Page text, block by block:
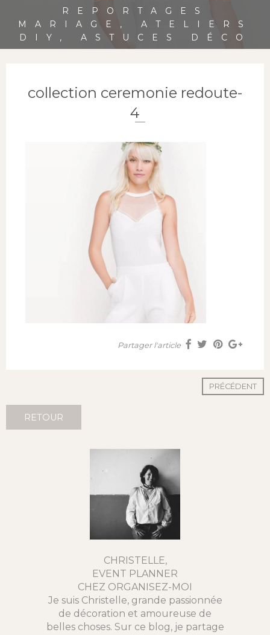
REPORTAGES
MARIAGE, ATELIERS
DIY, ASTUCES DÉCO
collection ceremonie redoute-
4
Partager l'article
PRÉCÉDENT
RETOUR
CHRISTELLE,
EVENT PLANNER
CHEZ ORGANISEZ-MOI
Je suis Christelle, grande passionnée
de décoration et amoureuse de
belles choses. Sur ce blog, je partage